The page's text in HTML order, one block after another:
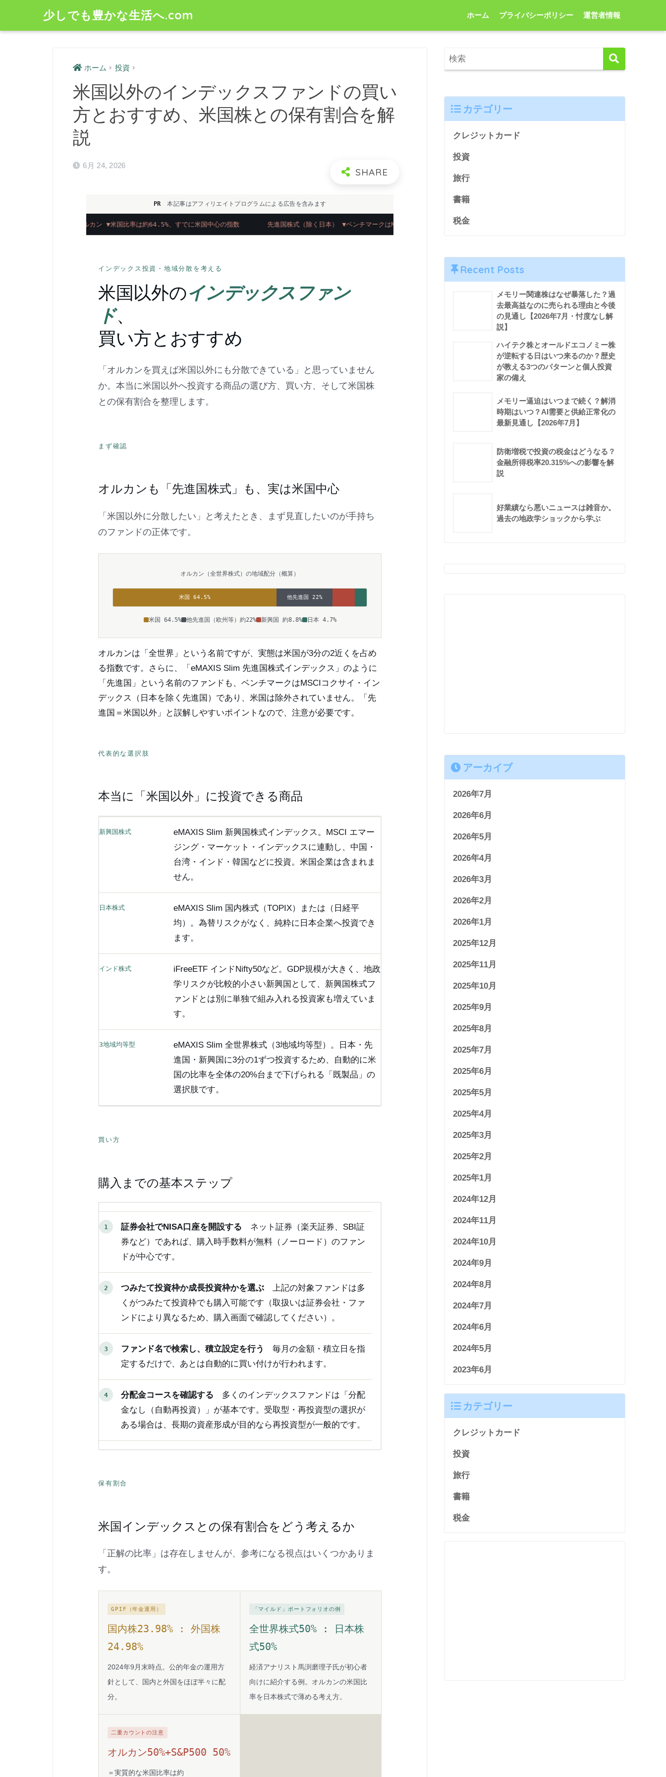
少しでも豊かな生活へ.com ホーム プライバシーポリシー 運営者情報
ホーム 投資
米国以外のインデックスファンドの買い
方とおすすめ、米国株との保有割合を解
説
6月 24, 2026
PR 本記事はアフィリエイトプログラムによる広告を含みます
オルカン ▼米国比率は約64.5%、すでに米国中心の指数 先進国株式（除く日本） ▼ベンチマークはMSCIコクサイ＝米国を含む、「米国以外」ではない
インデックス投資・地域分散を考える
米国以外のインデックスファン
ド、
買い方とおすすめ
「オルカンを買えば米国以外にも分散できている」と思っていません
か。本当に米国以外へ投資する商品の選び方、買い方、そして米国株
との保有割合を整理します。
まず確認
オルカンも「先進国株式」も、実は米国中心
「米国以外に分散したい」と考えたとき、まず見直したいのが手持ち
のファンドの正体です。
オルカン（全世界株式）の地域配分（概算）
米国 64.5% 他先進国 22%
米国 64.5% 他先進国（欧州等）約22% 新興国 約8.8% 日本 4.7%
オルカンは「全世界」という名前ですが、実態は米国が3分の2近くを占め
る指数です。さらに、「eMAXIS Slim 先進国株式インデックス」のように
「先進国」という名前のファンドも、ベンチマークはMSCIコクサイ・イン
デックス（日本を除く先進国）であり、米国は除外されていません。「先
進国＝米国以外」と誤解しやすいポイントなので、注意が必要です。
代表的な選択肢
本当に「米国以外」に投資できる商品
新興国株式
eMAXIS Slim 新興国株式インデックス。MSCI エマー
ジング・マーケット・インデックスに連動し、中国・
台湾・インド・韓国などに投資。米国企業は含まれま
せん。
日本株式
eMAXIS Slim 国内株式（TOPIX）または（日経平
均）。為替リスクがなく、純粋に日本企業へ投資でき
ます。
インド株式
iFreeETF インドNifty50など。GDP規模が大きく、地政
学リスクが比較的小さい新興国として、新興国株式フ
ァンドとは別に単独で組み入れる投資家も増えていま
す。
3地域均等型
eMAXIS Slim 全世界株式（3地域均等型）。日本・先
進国・新興国に3分の1ずつ投資するため、自動的に米
国の比率を全体の20%台まで下げられる「既製品」の
選択肢です。
買い方
購入までの基本ステップ
証券会社でNISA口座を開設する ネット証券（楽天証券、SBI証
券など）であれば、購入時手数料が無料（ノーロード）のファン
ドが中心です。
つみたて投資枠か成長投資枠かを選ぶ 上記の対象ファンドは多
くがつみたて投資枠でも購入可能です（取扱いは証券会社・ファ
ンドにより異なるため、購入画面で確認してください）。
ファンド名で検索し、積立設定を行う
毎月の金額・積立日を指
定するだけで、あとは自動的に買い付けが行われます。
分配金コースを確認する 多くのインデックスファンドは「分配
金なし（自動再投資）」が基本です。受取型・再投資型の選択が
ある場合は、長期の資産形成が目的なら再投資型が一般的です。
保有割合
米国インデックスとの保有割合をどう考えるか
「正解の比率」は存在しませんが、参考になる視点はいくつかありま
す。
GPIF（年金運用）
国内株23.98% : 外国株
24.98%
2024年9月末時点。公的年金の運用方
針として、国内と外国をほぼ半々に配
分。
「マイルド」ポートフォリオの例
全世界株式50% : 日本株
式50%
経済アナリスト馬渕磨理子氏が初心者
向けに紹介する例。オルカンの米国比
率を日本株式で薄める考え方。
二重カウントの注意
オルカン50%+S&P500 50%
＝実質的な米国比率は約
カテゴリー
クレジットカード
投資
旅行
書籍
税金
Recent Posts
メモリー関連株はなぜ暴落した？過
去最高益なのに売られる理由と今後
の見通し【2026年7月・忖度なし解
説】
ハイテク株とオールドエコノミー株
が逆転する日はいつ来るのか？歴史
が教える3つのパターンと個人投資
家の備え
メモリー逼迫はいつまで続く？解消
時期はいつ？AI需要と供給正常化の
最新見通し【2026年7月】
防衛増税で投資の税金はどうなる？
金融所得税率20.315%への影響を解
説
好業績なら悪いニュースは雑音か。
過去の地政学ショックから学ぶ
アーカイブ
2026年7月
2026年6月
2026年5月
2026年4月
2026年3月
2026年2月
2026年1月
2025年12月
2025年11月
2025年10月
2025年9月
2025年8月
2025年7月
2025年6月
2025年5月
2025年4月
2025年3月
2025年2月
2025年1月
2024年12月
2024年11月
2024年10月
2024年9月
2024年8月
2024年7月
2024年6月
2024年5月
2023年6月
カテゴリー
クレジットカード
投資
旅行
書籍
税金